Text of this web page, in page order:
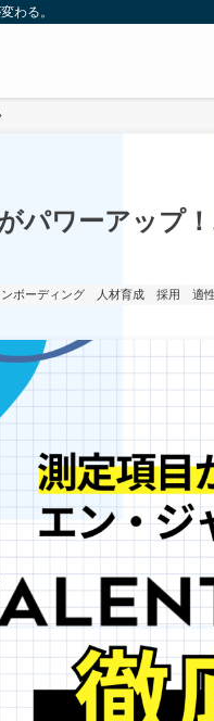
わる。
パワーアップ
ンボーディング 人材育成 採用 適